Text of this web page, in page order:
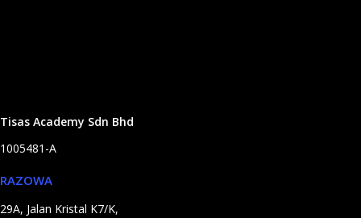
Tisas Academy Sdn Bhd
1005481-A
RAZOWA
29A, Jalan Kristal K7/K,